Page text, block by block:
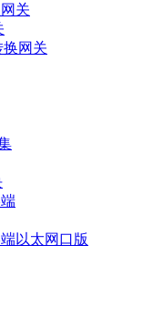
关
换网关
以太网口版